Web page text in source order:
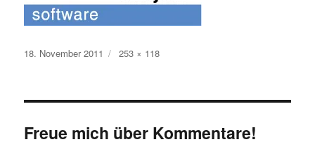
Veröffentlicht
18. November 2011 Originalgröße
253 × 118
Freue mich über Kommentare!